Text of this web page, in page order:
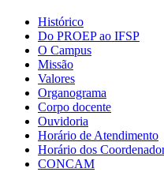
Histórico
Do PROEP ao IFSP
O Campus
Missão
Valores
Organograma
Corpo docente
Ouvidoria
Horário de Atendimento
Horário dos
CONCAM